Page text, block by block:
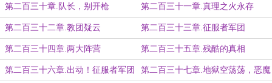
第二百三十章.队长，别开枪 第二百三十一章.真理之火永存
第二百三十二章.教团疑云 第二百三十三章.征服者军团
第二百三十四章.两大阵营 第二百三十五章.残酷的真相
第二百三十六章.出动！征服者军团 第二百三十七章.地狱空荡荡，恶魔